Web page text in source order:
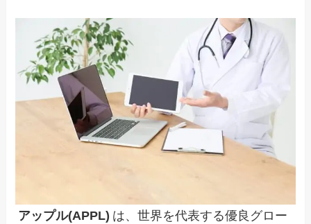
アップル(APPL) は、世界を代表する優良グロー